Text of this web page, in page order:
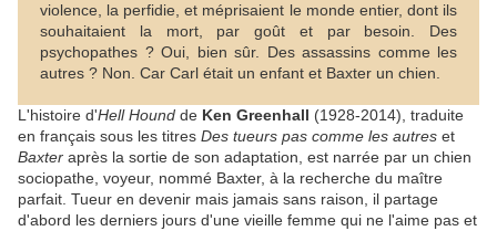
violence, la perfidie, et méprisaient le monde entier, dont ils
souhaitaient la mort, par goût et par besoin. Des
psychopathes ? Oui, bien sûr. Des assassins comme les
autres ? Non. Car Carl était un enfant et Baxter un chien.
L'histoire d'Hell Hound de Ken Greenhall (1928-2014), traduite
en français sous les titres Des tueurs pas comme les autres et
Baxter après la sortie de son adaptation, est narrée par un chien
sociopathe, voyeur, nommé Baxter, à la recherche du maître
parfait. Tueur en devenir mais jamais sans raison, il partage
d'abord les derniers jours d'une vieille femme qui ne l'aime pas et